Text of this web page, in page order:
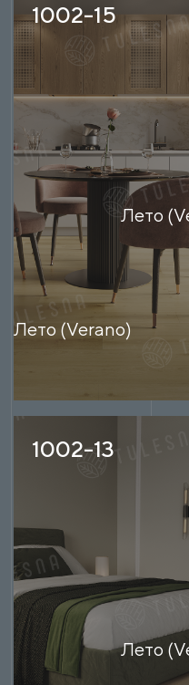
1002-15
Лето (Verano)
Лето
1002-13
Лето